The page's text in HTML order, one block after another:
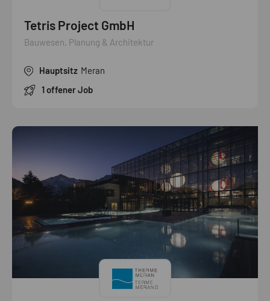
Tetris Project GmbH
Bauwesen, Planung & Architektur
Hauptsitz Meran
1 offener Job